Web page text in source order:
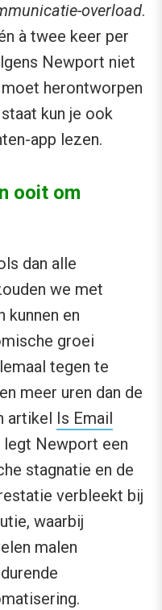
overload.
à twee keer per
Newport niet
herontworpen
kun je ook
app lezen.
ooit om
dan alle
we met
kunnen en
groei
tegen te
meer uren dan de
artikel Is Email
legt Newport een
stagnatie en de
verbleekt bij
waarbij
malen